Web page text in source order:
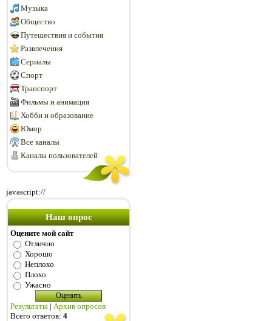
Музыка
Общество
Путешествия и события
Развлечения
Сериалы
Спорт
Транспорт
Фильмы и анимация
Хобби и образование
Юмор
Все каналы
Каналы пользователей
javascript://
Наш опрос
Оцените мой сайт
Отлично
Хорошо
Неплохо
Плохо
Ужасно
Результаты | Архив опросов
Всего ответов: 4